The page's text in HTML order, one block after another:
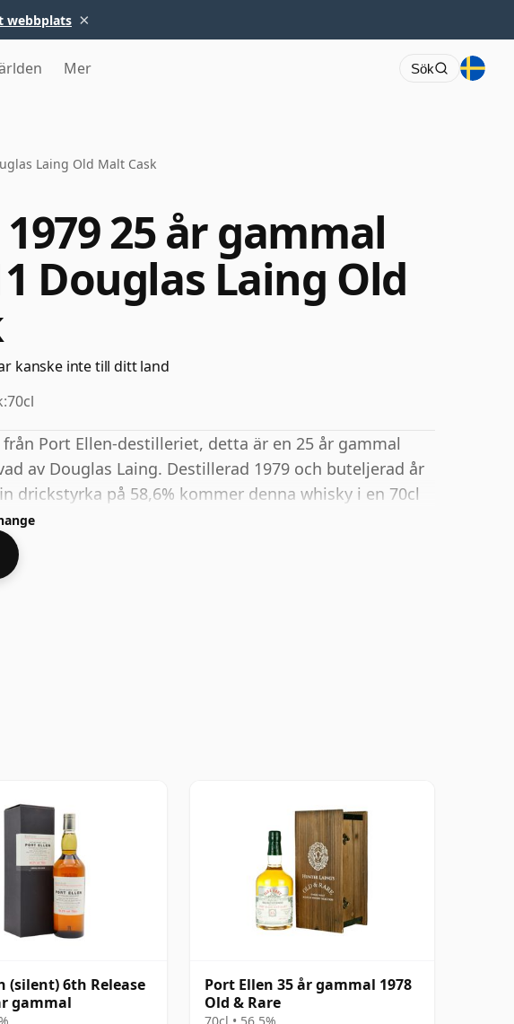
webbplats ×
Mer Sök
Laing Old Malt Cask
25 år gammal
Douglas Laing Old
kanske inte till ditt land
70cl
Port Ellen-destilleriet, detta är en 25 år gammal
av Douglas Laing. Destillerad 1979 och buteljerad år
drickstyrka på 58,6% kommer denna whisky i en 70cl
(silent) 6th Release
gammal
Port Ellen 35 år gammal 1978
Old & Rare